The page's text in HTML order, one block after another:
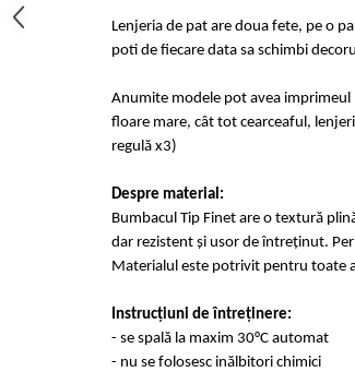
Lenjeria de pat are doua fete, pe o
poti de fiecare data sa schimbi
Anumite modele pot avea imprimeul
floare mare, cât tot cearceaful,
regulă x3)
Despre material:
Bumbacul Tip Finet are o textură
dar rezistent și usor de întreținut.
Materialul este potrivit pentru toate
Instrucțiuni de întreținere:
- se spală la maxim 30°C automat
- nu se folosesc inălbitori chimici